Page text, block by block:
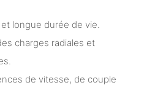
longue durée de vie.
charges radiales et
de vitesse, de couple